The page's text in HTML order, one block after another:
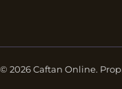
© 2026 Caftan Online.